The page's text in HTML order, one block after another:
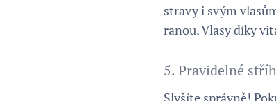
stravy i svým
ranou. Vlasy díky
5. Pravidelné
Slyšíte správně!